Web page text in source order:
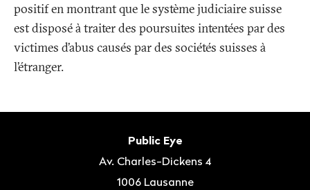
positif en montrant que le système judiciaire suisse
est disposé à traiter des poursuites intentées par des
victimes d’abus causés par des sociétés suisses à
l’étranger.
Public Eye
Av. Charles-Dickens 4
1006 Lausanne